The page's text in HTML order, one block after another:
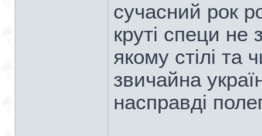
сучасний рок
круті специ не
якому стілі та
звичайна
насправді